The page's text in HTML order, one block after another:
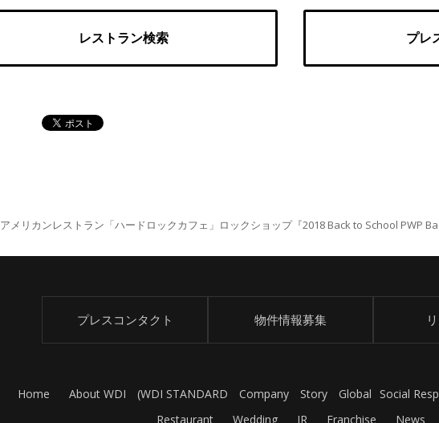
レストラン検索 プレ
アメリカンレストラン「ハードロックカフェ」ロックショップ『2018 Back to School PWP
プレスコンタクト 物件情報募集
Home About WDI (WDI STANDARD Company Story Global Social
Restaurant
Wedding IR Franchise News